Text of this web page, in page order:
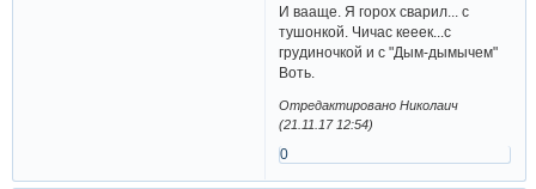
И вааще. Я горох сварил... с
тушонкой. Чичас кееек...с
грудиночкой и с "Дым-дымычем"
Воть.
Отредактировано Николаич
(21.11.17 12:54)
0